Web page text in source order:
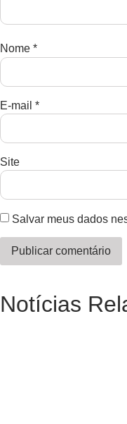
Nome *
E-mail *
Site
Salvar meus dados
Notícias